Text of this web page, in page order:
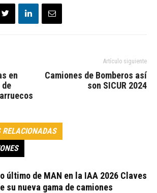
en
Artículo siguiente
Camiones de Bomberos así
son SICUR 2024
RELACIONADAS
último de MAN en la IAA 2026 Claves
su nueva gama de camiones